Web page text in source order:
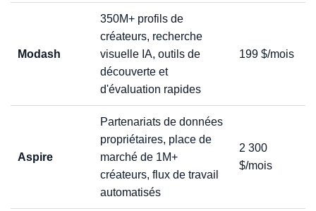
Modash
350M+ profils de
créateurs, recherche
visuelle IA, outils de
découverte et
d'évaluation rapides
199 $/mois
Aspire
Partenariats de données
propriétaires, place de
marché de 1M+
créateurs, flux de travail
automatisés
2 300
$/mois